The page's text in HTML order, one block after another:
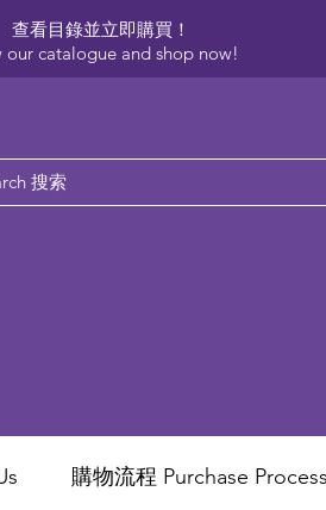
查看目錄並立即購買！​
our catalogue and shop now!
​購物流程 Purchase Process